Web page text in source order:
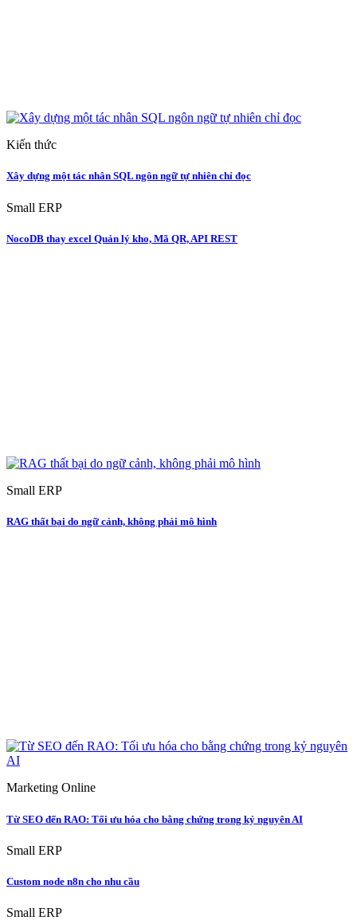
Kiến thức
Xây dựng một tác nhân SQL ngôn ngữ tự nhiên chỉ đọc
Small ERP
NocoDB thay excel Quản lý kho, Mã QR, API REST
Small ERP
RAG thất bại do ngữ cảnh, không phải mô hình
Marketing Online
Từ SEO đến RAO: Tối ưu hóa cho bằng chứng trong kỷ nguyên AI
Small ERP
Custom node n8n cho nhu cầu
Small ERP